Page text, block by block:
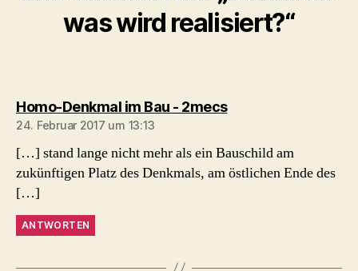
was wird realisiert?“
Homo-Denkmal im Bau - 2mecssagt:
24. Februar 2017 um 13:13
[…] stand lange nicht mehr als ein Bauschild am
zukünftigen Platz des Denkmals, am östlichen Ende des
[…]
ANTWORTEN